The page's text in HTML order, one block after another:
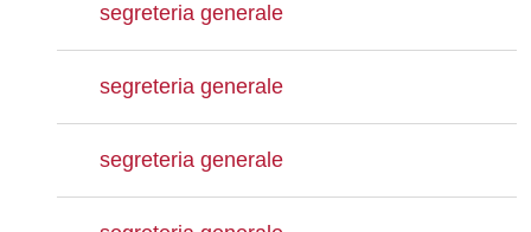
segreteria generale
segreteria generale
segreteria generale